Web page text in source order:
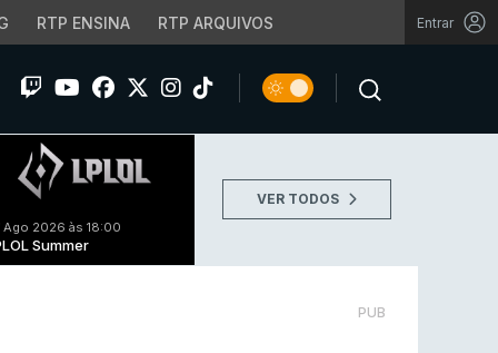
RTP ENSINA RTP ARQUIVOS Entrar
Ago 2026 às 18:00
Summer
VER TODOS
PUB